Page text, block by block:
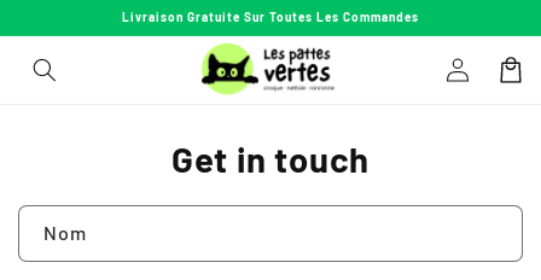
contenu
Livraison Gratuite Sur Toutes Les Commandes
ConnexionPanier
Get in touch
Nom